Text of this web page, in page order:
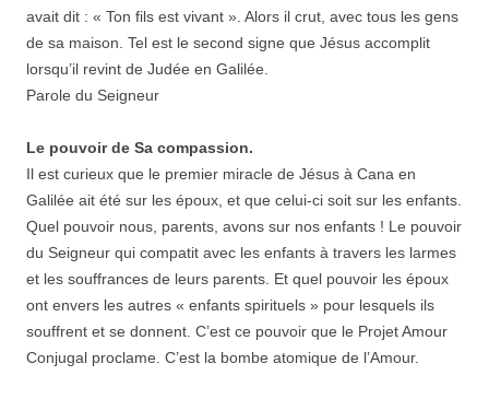
avait dit : « Ton fils est vivant ». Alors il crut, avec tous les gens
de sa maison. Tel est le second signe que Jésus accomplit
lorsqu’il revint de Judée en Galilée.
Parole du Seigneur
Le pouvoir de Sa compassion.
Il est curieux que le premier miracle de Jésus à Cana en
Galilée ait été sur les époux, et que celui-ci soit sur les enfants.
Quel pouvoir nous, parents, avons sur nos enfants ! Le pouvoir
du Seigneur qui compatit avec les enfants à travers les larmes
et les souffrances de leurs parents. Et quel pouvoir les époux
ont envers les autres « enfants spirituels » pour lesquels ils
souffrent et se donnent. C’est ce pouvoir que le Projet Amour
Conjugal proclame. C’est la bombe atomique de l’Amour.